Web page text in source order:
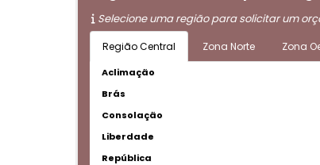
Selecione uma região para solicitar um
Região Central Zona Norte Zona
Aclimação
Brás
Consolação
Liberdade
República